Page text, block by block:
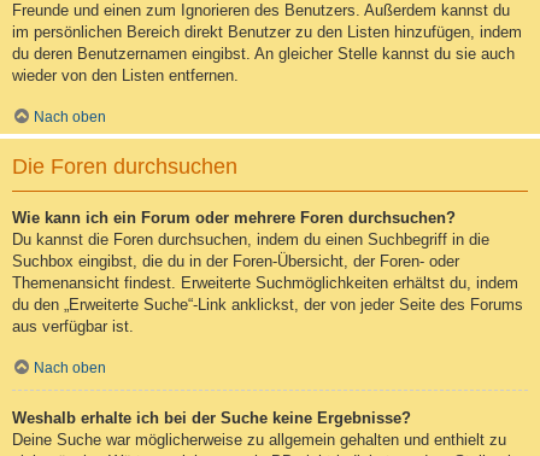
Freunde und einen zum Ignorieren des Benutzers. Außerdem kannst du
im persönlichen Bereich direkt Benutzer zu den Listen hinzufügen, indem
du deren Benutzernamen eingibst. An gleicher Stelle kannst du sie auch
wieder von den Listen entfernen.
Nach oben
Die Foren durchsuchen
Wie kann ich ein Forum oder mehrere Foren durchsuchen?
Du kannst die Foren durchsuchen, indem du einen Suchbegriff in die
Suchbox eingibst, die du in der Foren-Übersicht, der Foren- oder
Themenansicht findest. Erweiterte Suchmöglichkeiten erhältst du, indem
du den „Erweiterte Suche“-Link anklickst, der von jeder Seite des Forums
aus verfügbar ist.
Nach oben
Weshalb erhalte ich bei der Suche keine Ergebnisse?
Deine Suche war möglicherweise zu allgemein gehalten und enthielt zu